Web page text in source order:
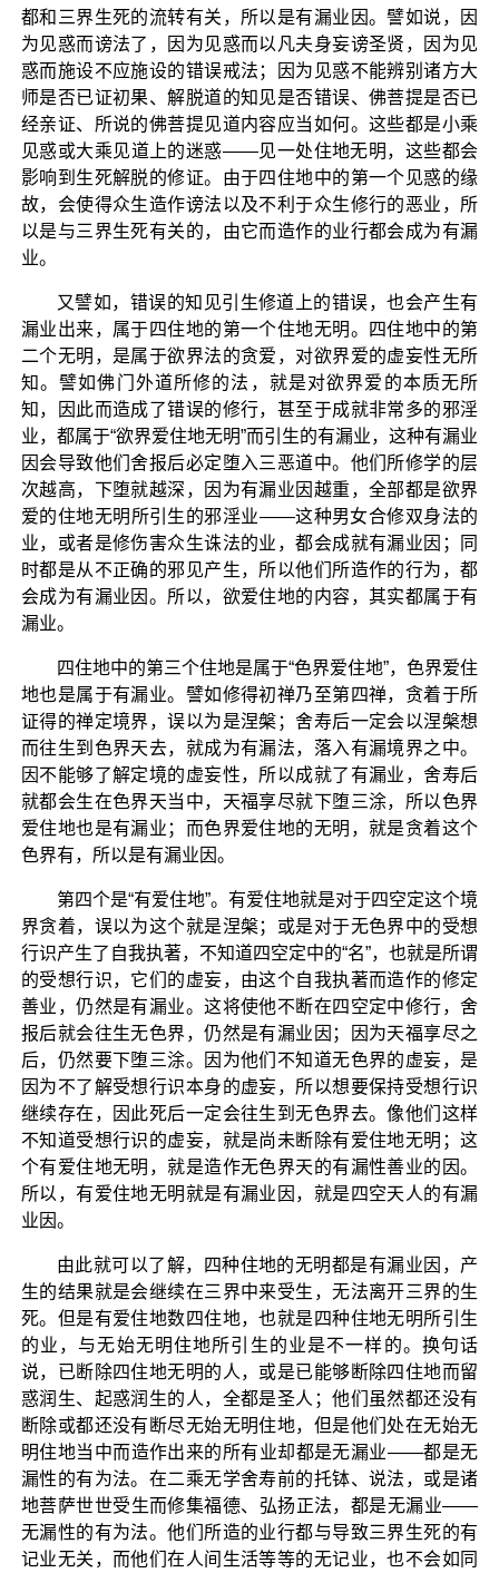
都和三界生死的流转有关，所以是有漏业因。譬如说，因
为见惑而谤法了，因为见惑而以凡夫身妄谤圣贤，因为见
惑而施设不应施设的错误戒法；因为见惑不能辨别诸方大
师是否已证初果、解脱道的知见是否错误、佛菩提是否已
经亲证、所说的佛菩提见道内容应当如何。这些都是小乘
见惑或大乘见道上的迷惑——见一处住地无明，这些都会
影响到生死解脱的修证。由于四住地中的第一个见惑的缘
故，会使得众生造作谤法以及不利于众生修行的恶业，所
以是与三界生死有关的，由它而造作的业行都会成为有漏
业。
又譬如，错误的知见引生修道上的错误，也会产生有
漏业出来，属于四住地的第一个住地无明。四住地中的第
二个无明，是属于欲界法的贪爱，对欲界爱的虚妄性无所
知。譬如佛门外道所修的法，就是对欲界爱的本质无所
知，因此而造成了错误的修行，甚至于成就非常多的邪淫
业，都属于“欲界爱住地无明”而引生的有漏业，这种有漏业
因会导致他们舍报后必定堕入三恶道中。他们所修学的层
次越高，下堕就越深，因为有漏业因越重，全部都是欲界
爱的住地无明所引生的邪淫业——这种男女合修双身法的
业，或者是修伤害众生诛法的业，都会成就有漏业因；同
时都是从不正确的邪见产生，所以他们所造作的行为，都
会成为有漏业因。所以，欲爱住地的内容，其实都属于有
漏业。
四住地中的第三个住地是属于“色界爱住地”，色界爱住
地也是属于有漏业。譬如修得初禅乃至第四禅，贪着于所
证得的禅定境界，误以为是涅槃；舍寿后一定会以涅槃想
而往生到色界天去，就成为有漏法，落入有漏境界之中。
因不能够了解定境的虚妄性，所以成就了有漏业，舍寿后
就都会生在色界天当中，天福享尽就下堕三涂，所以色界
爱住地也是有漏业；而色界爱住地的无明，就是贪着这个
色界有，所以是有漏业因。
第四个是“有爱住地”。有爱住地就是对于四空定这个境
界贪着，误以为这个就是涅槃；或是对于无色界中的受想
行识产生了自我执著，不知道四空定中的“名”，也就是所谓
的受想行识，它们的虚妄，由这个自我执著而造作的修定
善业，仍然是有漏业。这将使他不断在四空定中修行，舍
报后就会往生无色界，仍然是有漏业因；因为天福享尽之
后，仍然要下堕三涂。因为他们不知道无色界的虚妄，是
因为不了解受想行识本身的虚妄，所以想要保持受想行识
继续存在，因此死后一定会往生到无色界去。像他们这样
不知道受想行识的虚妄，就是尚未断除有爱住地无明；这
个有爱住地无明，就是造作无色界天的有漏性善业的因。
所以，有爱住地无明就是有漏业因，就是四空天人的有漏
业因。
由此就可以了解，四种住地的无明都是有漏业因，产
生的结果就是会继续在三界中来受生，无法离开三界的生
死。但是有爱住地数四住地，也就是四种住地无明所引生
的业，与无始无明住地所引生的业是不一样的。换句话
说，已断除四住地无明的人，或是已能够断除四住地而留
惑润生、起惑润生的人，全都是圣人；他们虽然都还没有
断除或都还没有断尽无始无明住地，但是他们处在无始无
明住地当中而造作出来的所有业却都是无漏业——都是无
漏性的有为法。在二乘无学舍寿前的托钵、说法，或是诸
地菩萨世世受生而修集福德、弘扬正法，都是无漏业——
无漏性的有为法。他们所造的业行都与导致三界生死的有
记业无关，而他们在人间生活等等的无记业，也不会如同